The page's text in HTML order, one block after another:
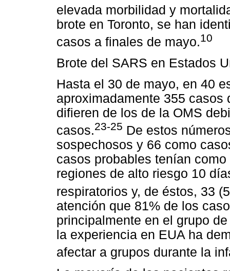
elevada morbilidad y
brote en Toronto, se han
casos a finales de mayo.10
Brote del SARS en Estados
Hasta el 30 de mayo, en 40
aproximadamente 355 casos
difieren de los de la OMS
casos.23-25 De estos
sospechosos y 66 como
casos probables tenían
regiones de alto riesgo 10
respiratorios y, de éstos, 33
atención que 81% de los
principalmente en el grupo
la experiencia en EUA ha
afectar a grupos durante la